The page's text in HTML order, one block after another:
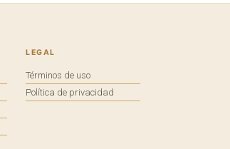
LEGAL
Términos de uso
Política de privacidad